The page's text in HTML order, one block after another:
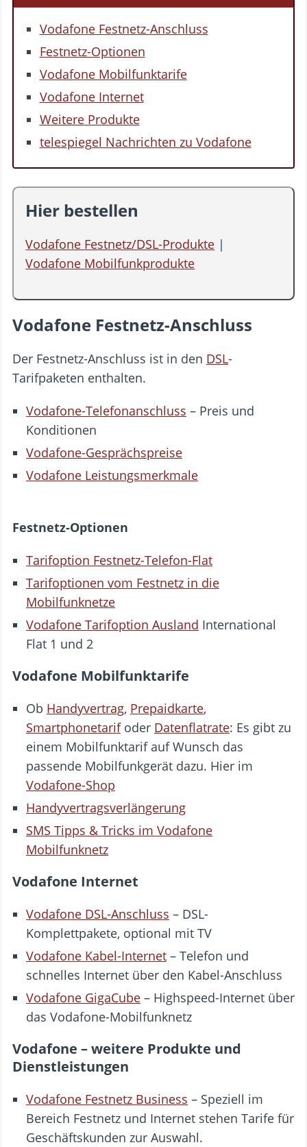
Vodafone Festnetz-Anschluss
Festnetz-Optionen
Vodafone Mobilfunktarife
Vodafone Internet
Weitere Produkte
telespiegel Nachrichten zu Vodafone
Hier bestellen
Vodafone Festnetz/DSL-Produkte |
Vodafone Mobilfunkprodukte
Vodafone Festnetz-Anschluss
Der Festnetz-Anschluss ist in den DSL-
Tarifpaketen enthalten.
Vodafone-Telefonanschluss – Preis und
Konditionen
Vodafone-Gesprächspreise
Vodafone Leistungsmerkmale
Festnetz-Optionen
Tarifoption Festnetz-Telefon-Flat
Tarifoptionen vom Festnetz in die
Mobilfunknetze
Vodafone Tarifoption Ausland International
Flat 1 und 2
Vodafone Mobilfunktarife
Ob Handyvertrag, Prepaidkarte,
Smartphonetarifoder Datenflatrate: Es gibt zu
einem Mobilfunktarif auf Wunsch das
passende Mobilfunkgerät dazu. Hier im
Vodafone-Shop
Handyvertragsverlängerung
SMS Tipps & Tricks im Vodafone
Mobilfunknetz
Vodafone Internet
Vodafone DSL-Anschluss – DSL-
Komplettpakete, optional mit TV
Vodafone Kabel-Internet – Telefon und
schnelles Internet über den Kabel-Anschluss
Vodafone GigaCube – Highspeed-Internet über
das Vodafone-Mobilfunknetz
Vodafone – weitere Produkte und
Dienstleistungen
Vodafone Festnetz Business – Speziell im
Bereich Festnetz und Internet stehen Tarife für
Geschäftskunden zur Auswahl.